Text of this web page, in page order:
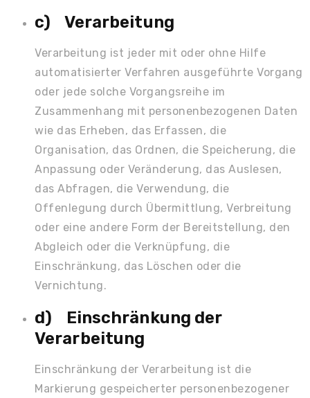
c) Verarbeitung
Verarbeitung ist jeder mit oder ohne Hilfe
automatisierter Verfahren ausgeführte Vorgang
oder jede solche Vorgangsreihe im
Zusammenhang mit personenbezogenen Daten
wie das Erheben, das Erfassen, die
Organisation, das Ordnen, die Speicherung, die
Anpassung oder Veränderung, das Auslesen,
das Abfragen, die Verwendung, die
Offenlegung durch Übermittlung, Verbreitung
oder eine andere Form der Bereitstellung, den
Abgleich oder die Verknüpfung, die
Einschränkung, das Löschen oder die
Vernichtung.
d) Einschränkung der
Verarbeitung
Einschränkung der Verarbeitung ist die
Markierung gespeicherter personenbezogener